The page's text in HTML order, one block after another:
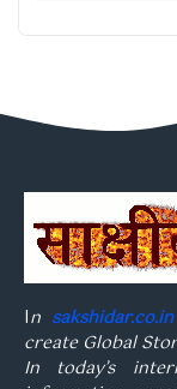
In sakshidar.co.in
create Global
In today’s